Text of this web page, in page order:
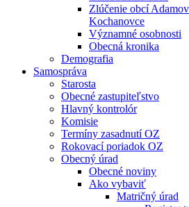
Zlúčenie obcí
Kochanovce
Významné osobnosti
Obecná kronika
Demografia
Samospráva
Starosta
Obecné zastupiteľstvo
Hlavný kontrolór
Komisie
Termíny zasadnutí OZ
Rokovací poriadok OZ
Obecný úrad
Obecné noviny
Ako vybaviť
Matričný úrad